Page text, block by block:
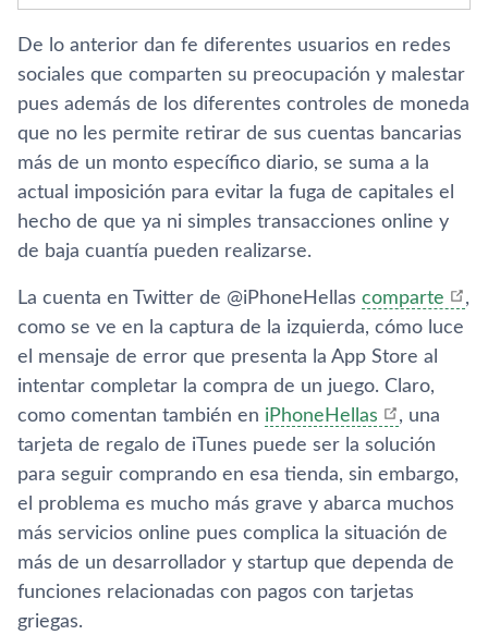
De lo anterior dan fe diferentes usuarios en redes
sociales que comparten su preocupación y malestar
pues además de los diferentes controles de moneda
que no les permite retirar de sus cuentas bancarias
más de un monto especí­fico diario, se suma a la
actual imposición para evitar la fuga de capitales el
hecho de que ya ni simples transacciones online y
de baja cuantí­a pueden realizarse.
La cuenta en Twitter de @iPhoneHellas comparte
,
como se ve en la captura de la izquierda, cómo luce
el mensaje de error que presenta la App Store al
intentar completar la compra de un juego. Claro,
como comentan también en iPhoneHellas
, una
tarjeta de regalo de iTunes puede ser la solución
para seguir comprando en esa tienda, sin embargo,
el problema es mucho más grave y abarca muchos
más servicios online pues complica la situación de
más de un desarrollador y startup que dependa de
funciones relacionadas con pagos con tarjetas
griegas.